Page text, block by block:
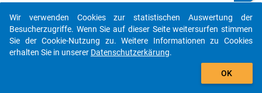
A50
Wie
auto_stories
add_shopping_cart
Wir verwenden Cookies zur statistischen Auswertung der
Besucherzugriffe. Wenn Sie auf dieser Seite weitersurfen stimmen
Sie der Cookie-Nutzung zu. Weitere Informationen zu Cookies
erhalten Sie in unserer Datenschutzerkärung.
OK